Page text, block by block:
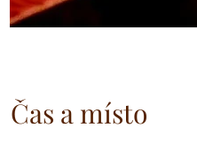
Čas a místo